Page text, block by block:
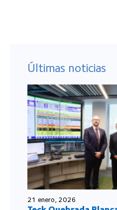
Últimas noticias
21 enero, 2026